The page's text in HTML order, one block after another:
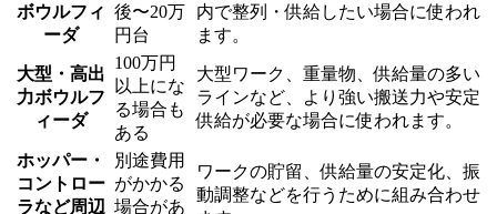
ボウルフィ
ーダ
後〜20万
円台
内で整列・供給したい場合に使われ
ます。
大型・高出
力ボウルフ
ィーダ
100万円
以上にな
る場合も
ある
大型ワーク、重量物、供給量の多い
ラインなど、より強い搬送力や安定
供給が必要な場合に使われます。
ホッパー・
コントロー
ラなど周辺
別途費用
がかかる
場合があ
ワークの貯留、供給量の安定化、振
動調整などを行うために組み合わせ